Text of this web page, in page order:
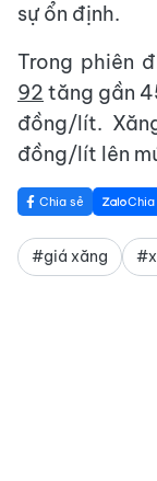
sự ổn định.
Trong phiên
92 tăng gần
đồng/lít.
đồng/lít lên
Chia sẻ Chia
#giá xăng